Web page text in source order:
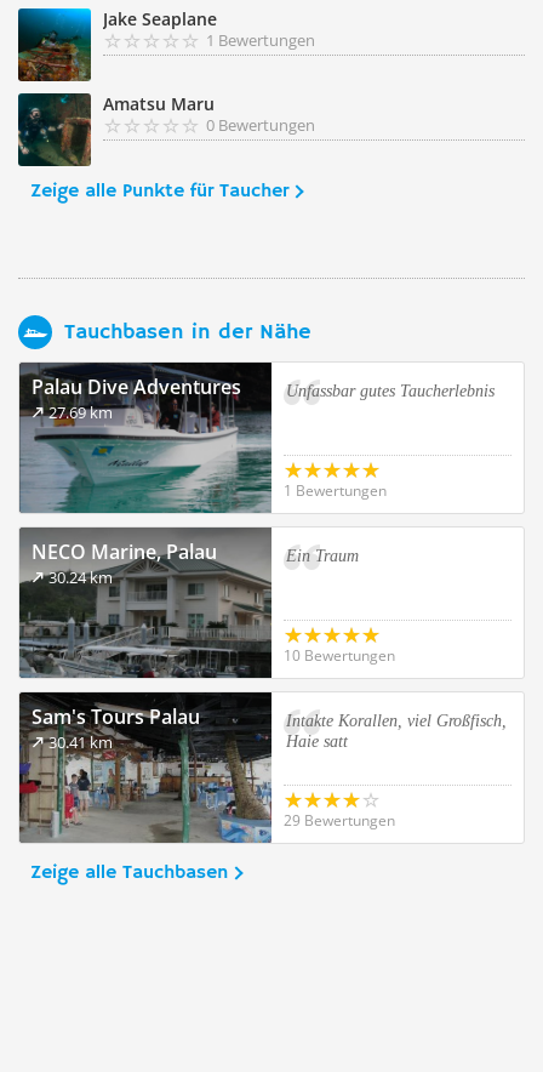
Jake Seaplane
1 Bewertungen
Amatsu Maru
0 Bewertungen
Zeige alle Punkte für Taucher
Tauchbasen in der Nähe
Palau Dive Adventures
27.69 km
Unfassbar gutes Taucherlebnis
1 Bewertungen
NECO Marine, Palau
30.24 km
Ein Traum
10 Bewertungen
Sam's Tours Palau
30.41 km
Intakte Korallen, viel Großfisch,
Haie satt
29 Bewertungen
Zeige alle Tauchbasen